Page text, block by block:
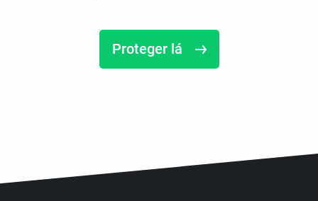
Proteger lá